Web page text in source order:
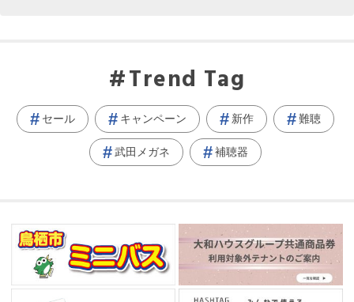
Trend Tag
セール キャンペーン 新作 難聴
武田メガネ 補聴器